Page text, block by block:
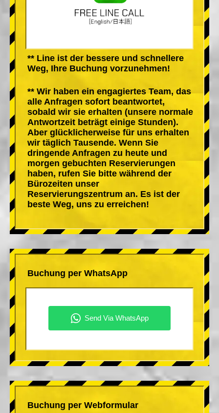
** Line ist der bessere und schnellere
Weg, Ihre Buchung vorzunehmen!
** Wir haben ein engagiertes Team, das
alle Anfragen sofort beantwortet,
sobald wir sie erhalten (unsere normale
Antwortzeit beträgt einige Stunden).
Aber glücklicherweise für uns erhalten
wir täglich Tausende. Wenn Sie
dringende Anfragen zu heute und
morgen gebuchten Reservierungen
haben, rufen Sie bitte während der
Bürozeiten unser
Reservierungszentrum an. Es ist der
beste Weg, uns zu erreichen!
Buchung per WhatsApp
Buchung per Webformular